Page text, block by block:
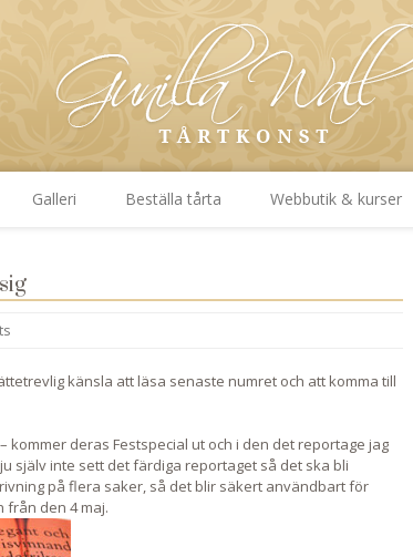
Galleri Beställa tårta Webbutik & kurser
känsla att läsa senaste numret och att komma till
kommer deras Festspecial ut och i den det reportage jag
själv inte sett det färdiga reportaget så det ska bli
på flera saker, så det blir säkert användbart för
från den 4 maj.